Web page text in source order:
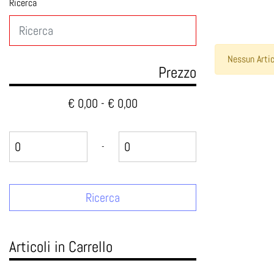
Ricerca
Prezzo
€ 0,00 - € 0,00
Prezzo minimo - Prezzo massimo
Articoli in Carrello
Nessun